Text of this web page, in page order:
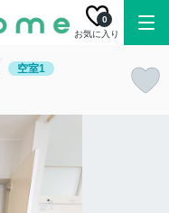
お気に入り
0
空室1